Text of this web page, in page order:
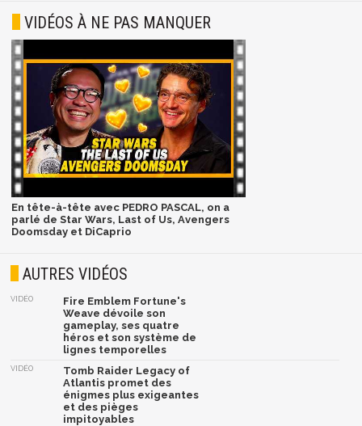
VIDÉOS À NE PAS MANQUER
En tête-à-tête avec PEDRO PASCAL, on a
parlé de Star Wars, Last of Us, Avengers
Doomsday et DiCaprio
AUTRES VIDÉOS
VIDÉO
Fire Emblem Fortune's
Weave dévoile son
gameplay, ses quatre
héros et son système de
lignes temporelles
VIDÉO
Tomb Raider Legacy of
Atlantis promet des
énigmes plus exigeantes
et des pièges
impitoyables